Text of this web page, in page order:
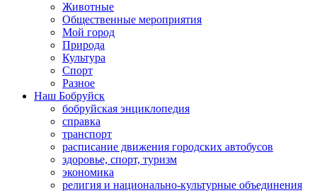
Животные
Общественные мероприятия
Мой город
Природа
Культура
Спорт
Разное
Наш Бобруйск
бобруйская энциклопедия
справка
транспорт
расписание движения городских автобусов
здоровье, спорт, туризм
экономика
религия и национально-культурные объединения